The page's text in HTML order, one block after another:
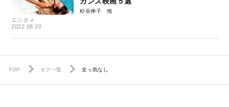
エンタメ
2022.08.20
杉谷伸子
TOP タグ一覧 女っ気なし